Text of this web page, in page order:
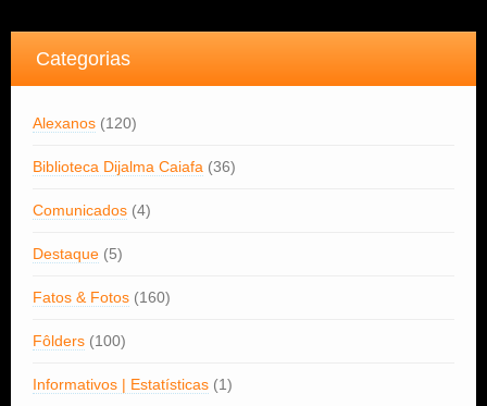
Categorias
Alexanos (120)
Biblioteca Dijalma Caiafa (36)
Comunicados (4)
Destaque (5)
Fatos & Fotos (160)
Fôlders (100)
Informativos | Estatísticas (1)